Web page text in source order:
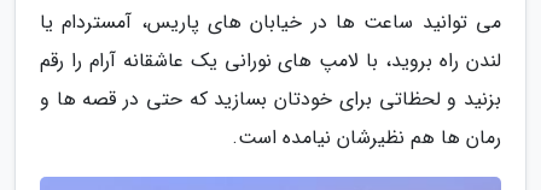
می توانید ساعت ها در خیابان های پاریس، آمستردام یا
لندن راه بروید، با لامپ های نورانی یک عاشقانه آرام را رقم
بزنید و لحظاتی برای خودتان بسازید که حتی در قصه ها و
رمان ها هم نظیرشان نیامده است.